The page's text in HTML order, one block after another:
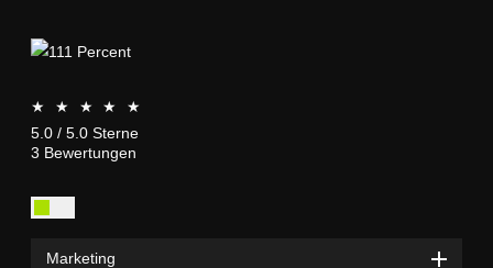
111
Percent
111
Percent
★ ★ ★ ★
★
5.0 / 5.0 Sterne
3 Bewertungen
Marketing